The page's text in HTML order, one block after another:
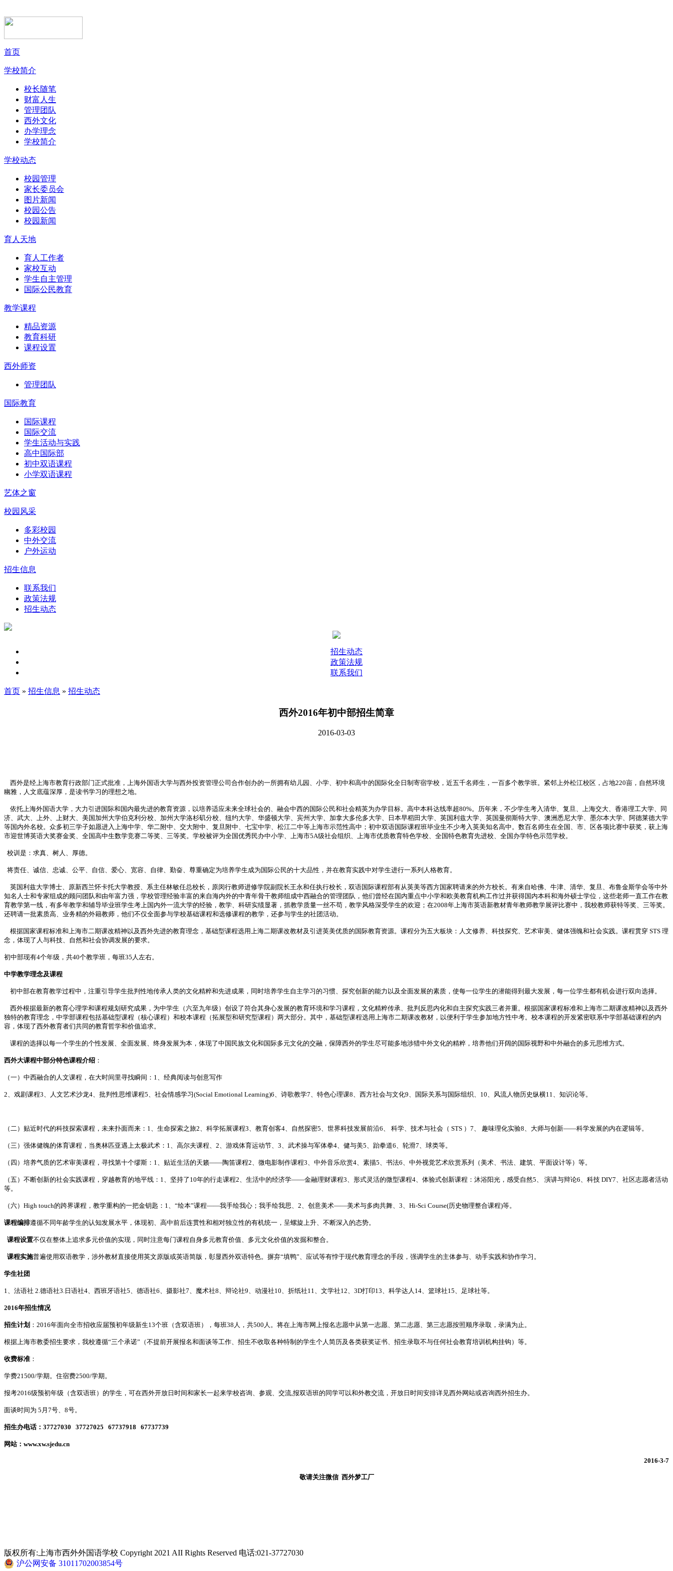
首页
学校简介
校长随笔
财富人生
管理团队
西外文化
办学理念
学校简介
学校动态
校园管理
家长委员会
图片新闻
校园公告
校园新闻
育人天地
育人工作者
家校互动
学生自主管理
国际公民教育
教学课程
精品资源
教育科研
课程设置
西外师资
管理团队
国际教育
国际课程
国际交流
学生活动与实践
高中国际部
初中双语课程
小学双语课程
艺体之窗
校园风采
多彩校园
中外交流
户外运动
招生信息
联系我们
政策法规
招生动态
招生动态
政策法规
联系我们
首页 » 招生信息 » 招生动态
西外2016年初中部招生简章
2016-03-03
西外是经上海市教育行政部门正式批准，上海外国语大学与西外投资管理公司合作创办的一所拥有幼儿园、小学、初中和高中的国际化全日制寄宿学校，近五千名师生，一百多个教学班。紧邻上外松江校区，占地220亩，自然环境
幽雅，人文底蕴深厚，是读书学习的理想之地。
依托上海外国语大学，大力引进国际和国内最先进的教育资源，以培养适应未来全球社会的、融会中西的国际公民和社会精英为办学目标。高中本科达线率超80%。历年来，不少学生考入清华、复旦、上海交大、香港理工大学、同
济、武大、上外、上财大、美国加州大学伯克利分校、加州大学洛杉矶分校、纽约大学、华盛顿大学、宾州大学、加拿大多伦多大学、日本早稻田大学、英国利兹大学、英国曼彻斯特大学、澳洲悉尼大学、墨尔本大学、阿德莱德大学
等国内外名校。众多初三学子如愿进入上海中学、华二附中、交大附中、复旦附中、七宝中学、松江二中等上海市示范性高中；初中双语国际课程班毕业生不少考入英美知名高中。数百名师生在全国、市、区各项比赛中获奖，获上海
市迎世博英语大奖赛金奖、全国高中生数学竞赛二等奖、三等奖。学校被评为全国优秀民办中小学、上海市5A级社会组织、上海市优质教育特色学校、全国特色教育先进校、全国办学特色示范学校。
校训是：求真、树人、厚德。
将责任、诚信、忠诚、公平、自信、爱心、宽容、自律、勤奋、尊重确定为培养学生成为国际公民的十大品性，并在教育实践中对学生进行一系列人格教育。
英国利兹大学博士、原新西兰怀卡托大学教授、系主任林敏任总校长，原闵行教师进修学院副院长王永和任执行校长，双语国际课程部有从英美等西方国家聘请来的外方校长。有来自哈佛、牛津、清华、复旦、布鲁金斯学会等中外
知名人士和专家组成的顾问团队和由年富力强，学校管理经验丰富的来自海内外的中青年骨干教师组成中西融合的管理团队，他们曾经在国内重点中小学和欧美教育机构工作过并获得国内本科和海外硕士学位，这些老师一直工作在教
育教学第一线，有多年教学和辅导毕业班学生考上国内外一流大学的经验，教学、科研实绩显著，抓教学质量一丝不苟，教学风格深受学生的欢迎；在2008年上海市英语新教材青年教师教学展评比赛中，我校教师获特等奖、三等奖。
还聘请一批素质高、业务精的外籍教师，他们不仅全面参与学校基础课程和选修课程的教学，还参与学生的社团活动。
根据国家课程标准和上海市二期课改精神以及西外先进的教育理念，基础型课程选用上海二期课改教材及引进英美优质的国际教育资源。课程分为五大板块：人文修养、科技探究、艺术审美、健体强魄和社会实践。课程贯穿 STS 理
念，体现了人与科技、自然和社会协调发展的要求。
初中部现有4个年级，共40个教学班，每班35人左右。
中学教学理念及课程
初中部在教育教学过程中，注重引导学生批判性地传承人类的文化精粹和先进成果，同时培养学生自主学习的习惯、探究创新的能力以及全面发展的素质，使每一位学生的潜能得到最大发展，每一位学生都有机会进行双向选择。
西外根据最新的教育心理学和课程规划研究成果，为中学生（六至九年级）创设了符合其身心发展的教育环境和学习课程，文化精粹传承、批判反思内化和自主探究实践三者并重。根据国家课程标准和上海市二期课改精神以及西外
独特的教育理念，中学部课程包括基础型课程（核心课程）和校本课程（拓展型和研究型课程）两大部分。其中，基础型课程选用上海市二期课改教材，以便利于学生参加地方性中考。校本课程的开发紧密联系中学部基础课程的内
容，体现了西外教育者们共同的教育哲学和价值追求。
课程的选择以每一个学生的个性发展、全面发展、终身发展为本，体现了中国民族文化和国际多元文化的交融，保障西外的学生尽可能多地涉猎中外文化的精粹，培养他们开阔的国际视野和中外融合的多元思维方式。
西外大课程中部分特色课程介绍 ：
（一）中西融合的人文课程，在大时间里寻找瞬间：1、经典阅读与创意写作
2、戏剧课程3、人文艺术沙龙4、批判性思维课程5、社会情感学习(Social Emotional Learning)6、诗歌教学7、特色心理课8、西方社会与文化9、国际关系与国际组织、10、风流人物历史纵横11、知识论等。
（二）贴近时代的科技探索课程，未来扑面而来：1、生命探索之旅2、科学拓展课程3、教育创客4、自然探密5、世界科技发展前沿6、 科学、技术与社会（ STS ）7、 趣味理化实验8、大师与创新——科学发展的内在逻辑等。
（三）强体健魄的体育课程，当奥林匹亚遇上太极武术：1、高尔夫课程、2、游戏体育运动节、3、武术操与军体拳4、健与美5、跆拳道6、轮滑7、球类等。
（四）培养气质的艺术审美课程，寻找第十个缪斯：1、贴近生活的天籁——陶笛课程2、微电影制作课程3、中外音乐欣赏4、素描5、书法6、中外视觉艺术欣赏系列（美术、书法、建筑、平面设计等）等。
（五）不断创新的社会实践课程，穿越教育的地平线：1、坚持了10年的行走课程2、生活中的经济学——金融理财课程3、形式灵活的微型课程4、体验式创新课程：沐浴阳光，感受自然5、 演讲与辩论6、科技 DIY7、社区志愿者活动
等。
（六）High touch的跨界课程，教学重构的一把金钥匙：1、“绘本”课程——我手绘我心；我手绘我思、2、创意美术——美术与多肉共舞、3、Hi-Sci Course(历史物理整合课程)等。
课程编排遵循不同年龄学生的认知发展水平，体现初、高中前后连贯性和相对独立性的有机统一，呈螺旋上升、不断深入的态势。
课程设置不仅在整体上追求多元价值的实现，同时注意每门课程自身多元教育价值、多元文化价值的发掘和整合。
课程实施普遍使用双语教学，涉外教材直接使用英文原版或英语简版，彰显西外双语特色。摒弃“填鸭”、应试等有悖于现代教育理念的手段，强调学生的主体参与、动手实践和协作学习。
学生社团
1、法语社 2.德语社3.日语社4、西班牙语社5、德语社6、摄影社7、魔术社8、辩论社9、动漫社10、折纸社11、文学社12、3D打印13、科学达人14、篮球社15、足球社等。
2016年招生情况
招生计划 ：2016年面向全市招收应届预初年级新生13个班（含双语班），每班38人，共500人。将在上海市网上报名志愿中从第一志愿、第二志愿、第三志愿按照顺序录取，录满为止。
根据上海市教委招生要求，我校遵循“三个承诺”（不提前开展报名和面谈等工作、招生不收取各种特制的学生个人简历及各类获奖证书、招生录取不与任何社会教育培训机构挂钩）等。
收费标准 ：
学费21500/学期。住宿费2500/学期。
报考2016级预初年级（含双语班）的学生，可在西外开放日时间和家长一起来学校咨询、参观、交流,报双语班的同学可以和外教交流，开放日时间安排详见西外网站或咨询西外招生办。
面谈时间为 5月7号、8号。
招生办电话：37727030 37727025 67737918 67737739
网站： www.xw.sjedu.cn
2016-3-7
敬请关注微信 西外梦工厂
版权所有:上海市西外外国语学校 Copyright 2021 AII Rights Reserved 电话:021-37727030
沪公网安备 31011702003854号